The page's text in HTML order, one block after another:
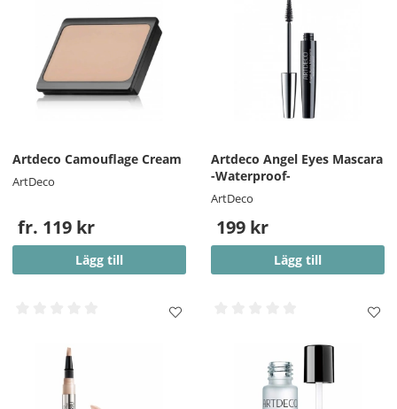
Artdeco Camouflage Cream
ArtDeco
fr. 119 kr
Lägg till
Artdeco Angel Eyes Mascara
-Waterproof-
ArtDeco
199 kr
Lägg till